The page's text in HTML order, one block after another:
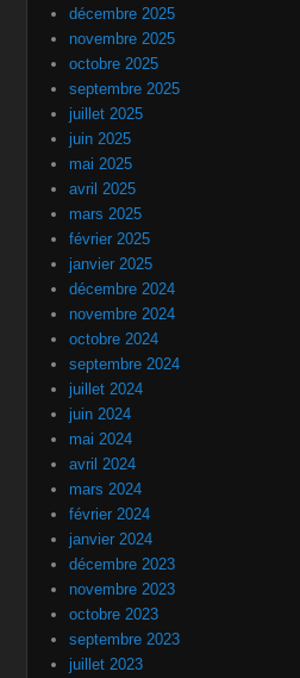
décembre 2025
novembre 2025
octobre 2025
septembre 2025
juillet 2025
juin 2025
mai 2025
avril 2025
mars 2025
février 2025
janvier 2025
décembre 2024
novembre 2024
octobre 2024
septembre 2024
juillet 2024
juin 2024
mai 2024
avril 2024
mars 2024
février 2024
janvier 2024
décembre 2023
novembre 2023
octobre 2023
septembre 2023
juillet 2023